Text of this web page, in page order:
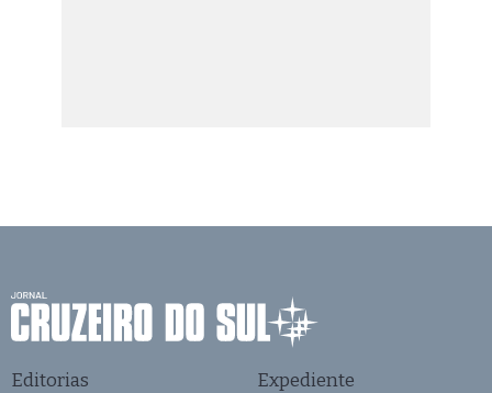
Editorias Expediente